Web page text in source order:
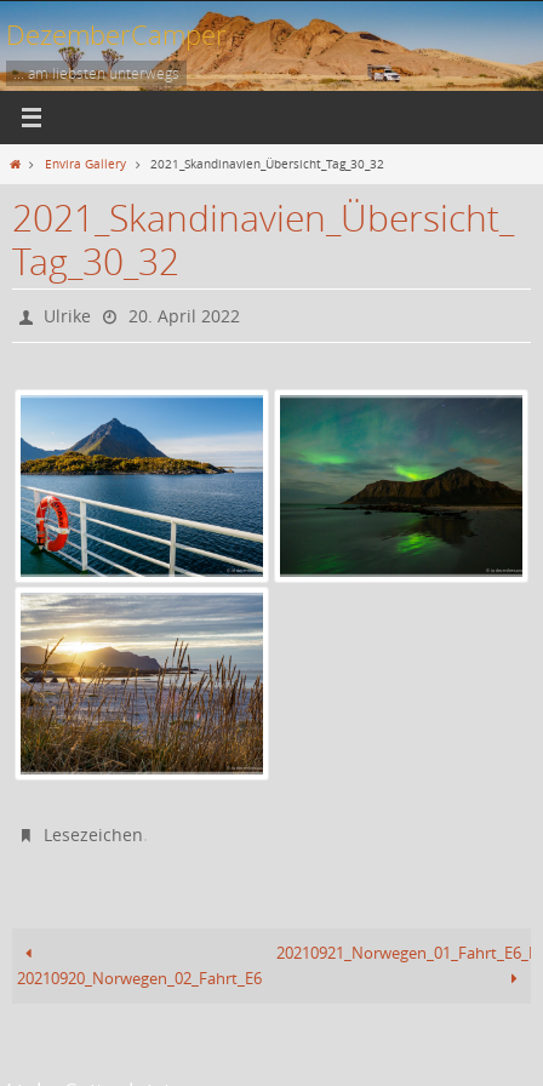
Zum
Inhalt
springen
DezemberCamper
... am liebsten unterwegs
StartEnvira Gallery 2021_Skandinavien_Übersicht_Tag_30_32
2021_Skandinavien_Übersicht_
Tag_30_32
Ulrike 20. April 2022
Lesezeichen.
20210920_Norwegen_02_Fahrt_E6